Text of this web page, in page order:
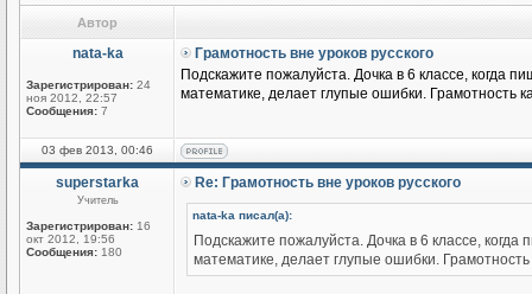
Автор
nata-ka
Зарегистрирован: 24
ноя 2012, 22:57
Сообщения: 7
Грамотность вне уроков русского
Подскажите пожалуйста. Дочка в 6 классе, когда
математике, делает глупые ошибки. Грамотность
03 фев 2013, 00:46
superstarka
Учитель
Зарегистрирован: 16
окт 2012, 19:56
Сообщения: 180
Re: Грамотность вне уроков русского
nata-ka писал(а):
Подскажите пожалуйста. Дочка в 6 классе,
математике, делает глупые ошибки.